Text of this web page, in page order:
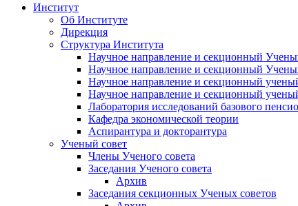
Институт
Об Институте
Дирекция
Структура Института
Научное направление и секционный
Научное направление и секционный
Научное направление и секционный
Научное направление и секционный
Лаборатория исследований базового
Кафедра экономической теории
Аспирантура и докторантура
Ученый совет
Члены Ученого совета
Заседания Ученого совета
Архив
Заседания секционных Ученых советов